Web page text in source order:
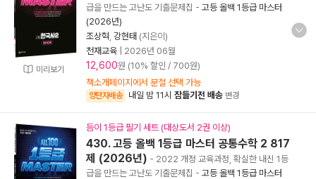
미리보기
급을 만드는 고난도 기출문제집 - 고등 올백 1등급 마스터
(2026년)
조상혁 강현태 (지은이)
천재교육
2026년 06월
12,600원 (10% 할인 / 700원)
책소개페이지에서 분철 선택 가능
양탄자배송 내일 밤 11시 잠들기전 배송 변경
듬이 1등급 필기 세트 (대상도서 2권 이상)
430. 고등 올백 1등급 마스터 공통수학 2 817
제 (2026년) - 2022 개정 교육과정, 확실한 내신 1등
급을 만드는 고난도 기출문제집 - 고등 올백 1등급 마스터